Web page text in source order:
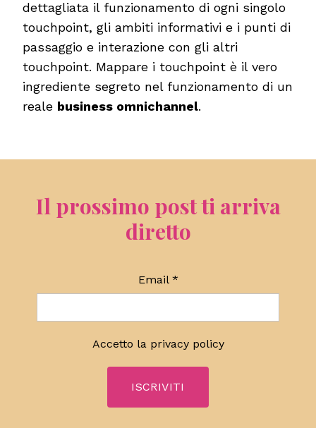
dettagliata il funzionamento di ogni singolo
touchpoint, gli ambiti informativi e i punti di
passaggio e interazione con gli altri
touchpoint. Mappare i touchpoint è il vero
ingrediente segreto nel funzionamento di un
reale business omnichannel.
Il prossimo post ti arriva
diretto
Email *
Accetto la privacy policy